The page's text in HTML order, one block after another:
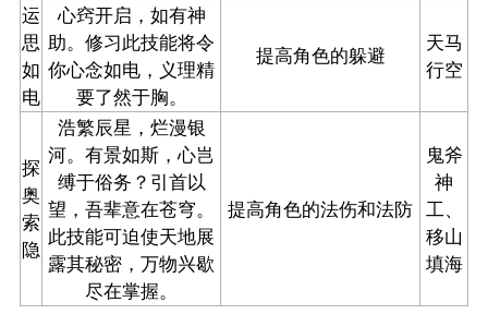
运
思
如
电
心窍开启，如有神
助。修习此技能将令
你心念如电，义理精
要了然于胸。
提高角色的躲避
天马
行空
探
奥
索
隐
浩繁辰星，烂漫银
河。有景如斯，心岂
缚于俗务？引首以
望，吾辈意在苍穹。
此技能可迫使天地展
露其秘密，万物兴歇
尽在掌握。
提高角色的法伤和法防
鬼斧
神
工、
移山
填海